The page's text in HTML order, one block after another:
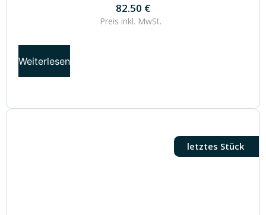
82.50 €
Preis inkl. MwSt.
Weiterlesen
letztes Stück